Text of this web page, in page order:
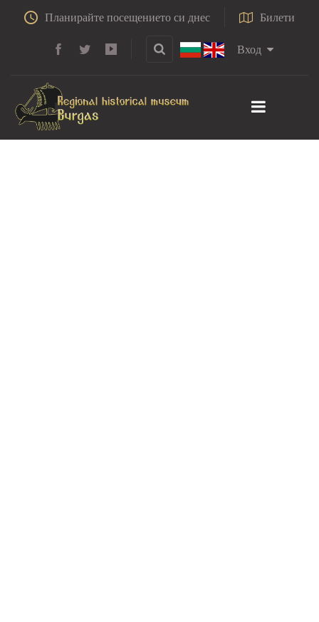
Планирайте посещението си днес Билети
Вход